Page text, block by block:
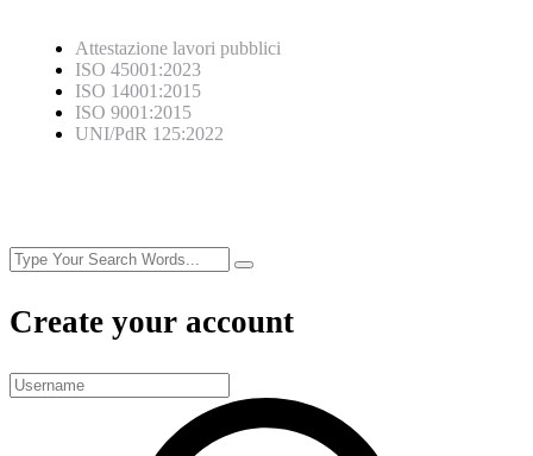
Attestazione lavori pubblici
ISO 45001:2023
ISO 14001:2015
ISO 9001:2015
UNI/PdR 125:2022
Create your account